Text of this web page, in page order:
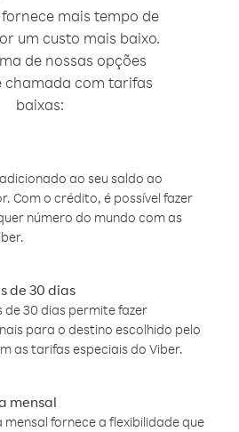
fornece mais tempo de
um custo mais baixo.
de nossas opções
chamada com tarifas
baixas:
ao seu saldo ao
Com o crédito, é possível fazer
número do mundo com as
de 30 dias
30 dias permite fazer
para o destino escolhido pelo
as tarifas especiais do Viber.
mensal
fornece a flexibilidade que